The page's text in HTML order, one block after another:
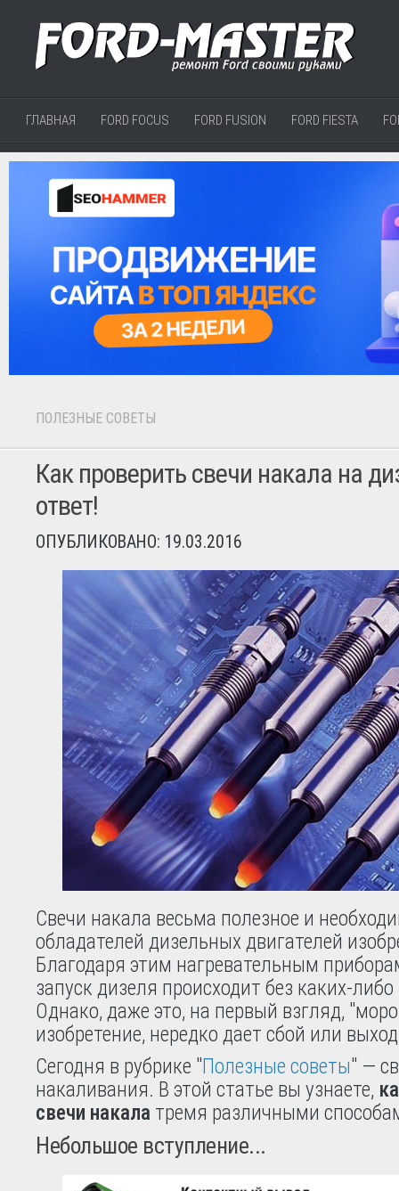
ГЛАВНАЯ FORD FOCUS FORD FUSION FORD FIESTA
ПОЛЕЗНЫЕ СОВЕТЫ
Как проверить свечи накала на
ответ!
ОПУБЛИКОВАНО: 19.03.2016
Свечи накала весьма полезное и
обладателей дизельных двигателей
Благодаря этим нагревательным
запуск дизеля происходит без каких-
Однако, даже это, на первый взгляд,
изобретение, нередко дает сбой или
Сегодня в рубрике "Полезные советы" —
накаливания. В этой статье вы узнаете,
свечи накала тремя различными
Небольшое вступление...